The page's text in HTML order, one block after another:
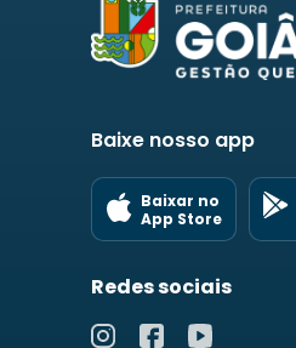
Baixe nosso app
Baixar no
App Store
Redes sociais